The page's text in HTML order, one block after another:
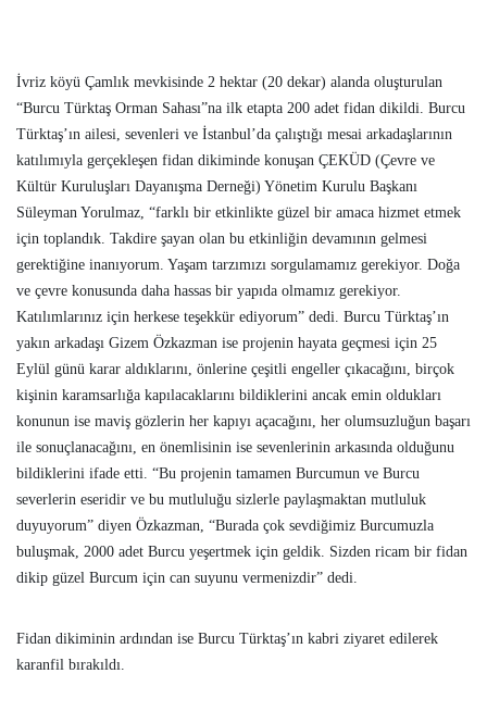
İvriz köyü Çamlık mevkisinde 2 hektar (20 dekar) alanda oluşturulan
“Burcu Türktaş Orman Sahası”na ilk etapta 200 adet fidan dikildi. Burcu
Türktaş’ın ailesi, sevenleri ve İstanbul’da çalıştığı mesai arkadaşlarının
katılımıyla gerçekleşen fidan dikiminde konuşan ÇEKÜD (Çevre ve
Kültür Kuruluşları Dayanışma Derneği) Yönetim Kurulu Başkanı
Süleyman Yorulmaz, “farklı bir etkinlikte güzel bir amaca hizmet etmek
için toplandık. Takdire şayan olan bu etkinliğin devamının gelmesi
gerektiğine inanıyorum. Yaşam tarzımızı sorgulamamız gerekiyor. Doğa
ve çevre konusunda daha hassas bir yapıda olmamız gerekiyor.
Katılımlarınız için herkese teşekkür ediyorum” dedi. Burcu Türktaş’ın
yakın arkadaşı Gizem Özkazman ise projenin hayata geçmesi için 25
Eylül günü karar aldıklarını, önlerine çeşitli engeller çıkacağını, birçok
kişinin karamsarlığa kapılacaklarını bildiklerini ancak emin oldukları
konunun ise maviş gözlerin her kapıyı açacağını, her olumsuzluğun başarı
ile sonuçlanacağını, en önemlisinin ise sevenlerinin arkasında olduğunu
bildiklerini ifade etti. “Bu projenin tamamen Burcumun ve Burcu
severlerin eseridir ve bu mutluluğu sizlerle paylaşmaktan mutluluk
duyuyorum” diyen Özkazman, “Burada çok sevdiğimiz Burcumuzla
buluşmak, 2000 adet Burcu yeşertmek için geldik. Sizden ricam bir fidan
dikip güzel Burcum için can suyunu vermenizdir” dedi.
Fidan dikiminin ardından ise Burcu Türktaş’ın kabri ziyaret edilerek
karanfil bırakıldı.